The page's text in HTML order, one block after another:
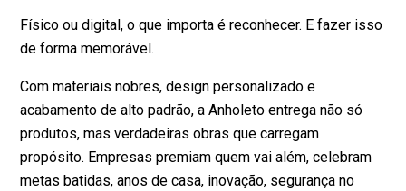
Físico ou digital, o que importa é reconhecer. E fazer isso
de forma memorável.
Com materiais nobres, design personalizado e
acabamento de alto padrão, a Anholeto entrega não só
produtos, mas verdadeiras obras que carregam
propósito. Empresas premiam quem vai além, celebram
metas batidas, anos de casa, inovação, segurança no